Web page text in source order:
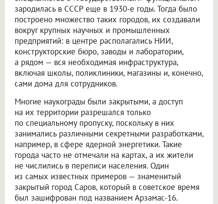
зародилась в СССР еще в 1930-е годы. Тогда было
построено множество таких городов, их создавали
вокруг крупных научных и промышленных
предприятий: в центре располагались НИИ,
конструкторские бюро, заводы и лаборатории,
а рядом — вся необходимая инфраструктура,
включая школы, поликлиники, магазины и, конечно,
сами дома для сотрудников.
Многие наукограды были закрытыми, а доступ
на их территории разрешался только
по специальному пропуску, поскольку в них
занимались различными секретными разработками,
например, в сфере ядерной энергетики. Такие
города часто не отмечали на картах, а их жители
не числились в переписи населения. Один
из самых известных примеров — знаменитый
закрытый город Саров, который в советское время
был зашифрован под названием Арзамас-16.